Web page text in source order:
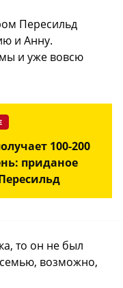
Пересильд
и Анну.
и уже вовсю
100-200
приданое
то он не был
семью, возможно,